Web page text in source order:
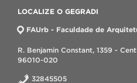
LOCALIZE O GEGRADI
FAUrb - Faculdade de
R. Benjamin Constant, 1359 -
96010-020
32845505